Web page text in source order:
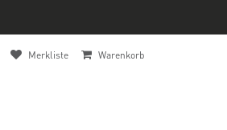
Merkliste Warenkorb